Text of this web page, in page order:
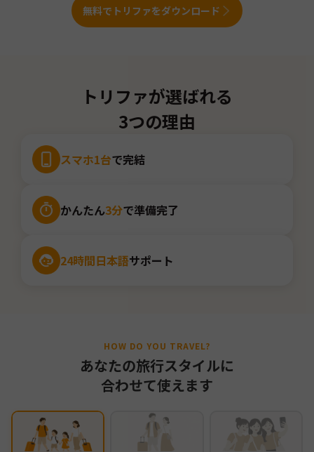
無料でトリファをダウンロード
トリファが選ばれる
3つの理由
スマホ1台で完結
かんたん3分で準備完了
24時間日本語サポート
HOW DO YOU TRAVEL?
あなたの旅行スタイルに
合わせて使えます